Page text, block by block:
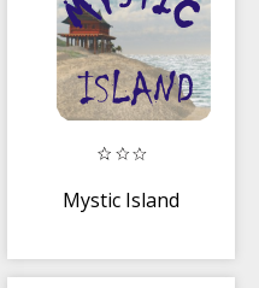
Mystic Island